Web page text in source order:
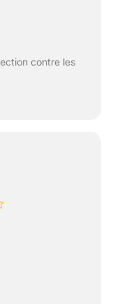
contre les